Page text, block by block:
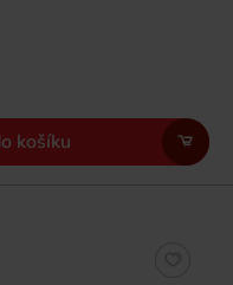
košíku